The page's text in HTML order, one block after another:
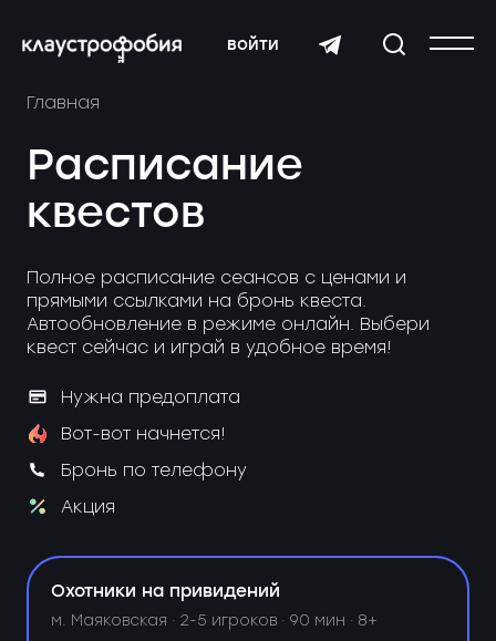
войти
Главная
Расписание
квестов
Полное расписание сеансов с ценами и
прямыми ссылками на бронь квеста.
Автообновление в режиме онлайн. Выбери
квест сейчас и играй в удобное время!
Нужна предоплата
Вот-вот начнется!
Бронь по телефону
Акция
Охотники на привидений
м. Маяковская ·2-5 игроков · 90 мин · 8+